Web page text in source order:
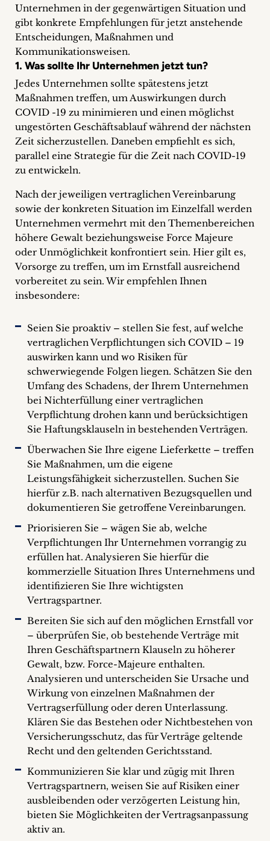
Unternehmen in der gegenwärtigen Situation und
gibt konkrete Empfehlungen für jetzt anstehende
Entscheidungen, Maßnahmen und
Kommunikationsweisen.
1. Was sollte Ihr Unternehmen jetzt tun?
Jedes Unternehmen sollte spätestens jetzt
Maßnahmen treffen, um Auswirkungen durch
COVID -19 zu minimieren und einen möglichst
ungestörten Geschäftsablauf während der nächsten
Zeit sicherzustellen. Daneben empfiehlt es sich,
parallel eine Strategie für die Zeit nach COVID-19
zu entwickeln.
Nach der jeweiligen vertraglichen Vereinbarung
sowie der konkreten Situation im Einzelfall werden
Unternehmen vermehrt mit den Themenbereichen
höhere Gewalt beziehungsweise Force Majeure
oder Unmöglichkeit konfrontiert sein. Hier gilt es,
Vorsorge zu treffen, um im Ernstfall ausreichend
vorbereitet zu sein. Wir empfehlen Ihnen
insbesondere:
Seien Sie proaktiv – stellen Sie fest, auf welche
vertraglichen Verpflichtungen sich COVID – 19
auswirken kann und wo Risiken für
schwerwiegende Folgen liegen. Schätzen Sie den
Umfang des Schadens, der Ihrem Unternehmen
bei Nichterfüllung einer vertraglichen
Verpflichtung drohen kann und berücksichtigen
Sie Haftungsklauseln in bestehenden Verträgen.
Überwachen Sie Ihre eigene Lieferkette – treffen
Sie Maßnahmen, um die eigene
Leistungsfähigkeit sicherzustellen. Suchen Sie
hierfür z.B. nach alternativen Bezugsquellen und
dokumentieren Sie getroffene Vereinbarungen.
Priorisieren Sie – wägen Sie ab, welche
Verpflichtungen Ihr Unternehmen vorrangig zu
erfüllen hat. Analysieren Sie hierfür die
kommerzielle Situation Ihres Unternehmens und
identifizieren Sie Ihre wichtigsten
Vertragspartner.
Bereiten Sie sich auf den möglichen Ernstfall vor
– überprüfen Sie, ob bestehende Verträge mit
Ihren Geschäftspartnern Klauseln zu höherer
Gewalt, bzw. Force-Majeure enthalten.
Analysieren und unterscheiden Sie Ursache und
Wirkung von einzelnen Maßnahmen der
Vertragserfüllung oder deren Unterlassung.
Klären Sie das Bestehen oder Nichtbestehen von
Versicherungsschutz, das für Verträge geltende
Recht und den geltenden Gerichtsstand.
Kommunizieren Sie klar und zügig mit Ihren
Vertragspartnern, weisen Sie auf Risiken einer
ausbleibenden oder verzögerten Leistung hin,
bieten Sie Möglichkeiten der Vertragsanpassung
aktiv an.